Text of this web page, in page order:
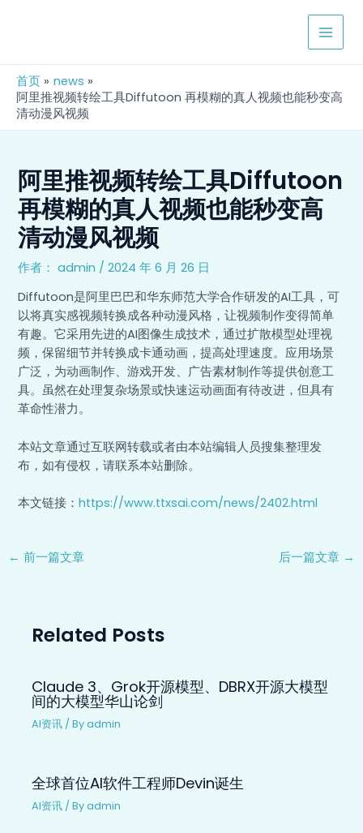
MAIN
首页
news
阿里推视频转绘工具Diffutoon 再模糊的真人视频也能秒变高
清动漫风视频
阿里推视频转绘工具Diffutoon
再模糊的真人视频也能秒变高
清动漫风视频
作者： admin /2024 年 6 月 26 日
Diffutoon是阿里巴巴和华东师范大学合作研发的AI工具，可
以将真实感视频转换成各种动漫风格，让视频制作变得简单
有趣。它采用先进的AI图像生成技术，通过扩散模型处理视
频，保留细节并转换成卡通动画，提高处理速度。应用场景
广泛，为动画制作、游戏开发、广告素材制作等提供创意工
具。虽然在处理复杂场景或快速运动画面有待改进，但具有
革命性潜力。
本站文章通过互联网转载或者由本站编辑人员搜集整理发
布，如有侵权，请联系本站删除。
本文链接：https://www.ttxsai.com/news/2402.html
← 前一篇文章 后一篇文章 →
Related Posts
Claude 3、Grok开源模型、DBRX开源大模型
间的大模型华山论剑
AI资讯 / Byadmin
全球首位AI软件工程师Devin诞生
AI资讯 / Byadmin